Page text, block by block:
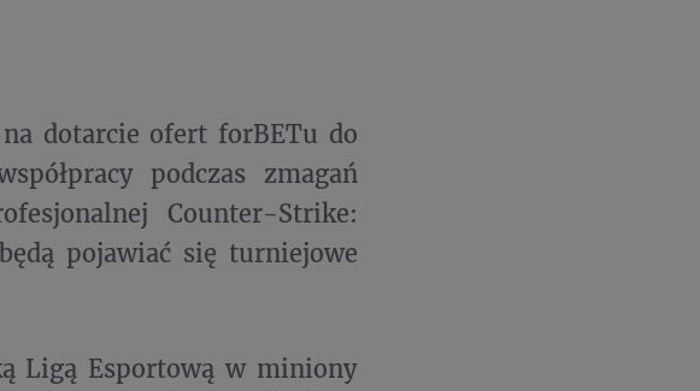
dotarcie ofert forBETu do
podczas zmagań
Counter-Strike:
pojawiać się turniejowe
Ligą Esportową w miniony